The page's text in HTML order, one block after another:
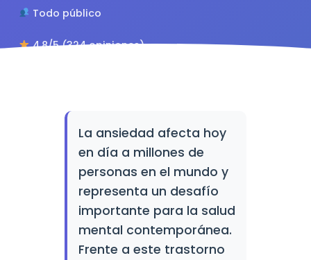
Todo público
4.8/5 (324 opiniones)
La ansiedad afecta hoy
en día a millones de
personas en el mundo y
representa un desafío
importante para la salud
mental contemporánea.
Frente a este trastorno